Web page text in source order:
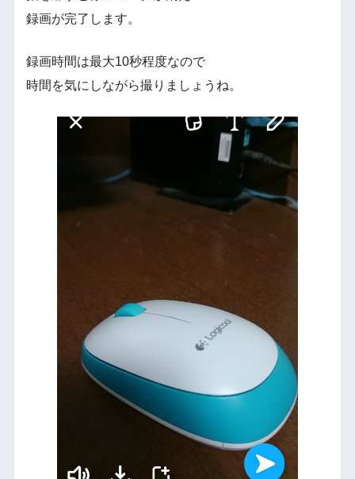
録画が完了します。
録画時間は最大10秒程度なので
時間を気にしながら撮りましょうね。